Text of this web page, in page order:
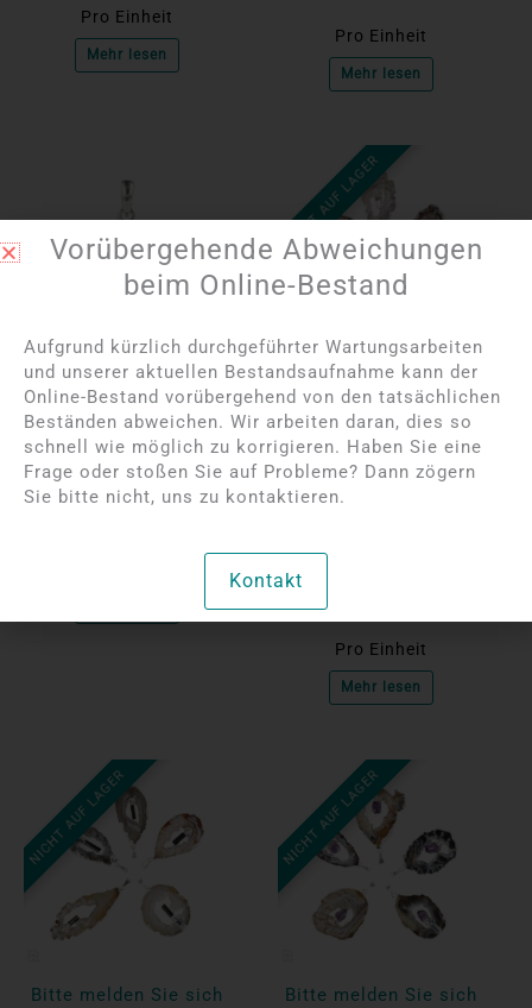
Pro Einheit
Mehr lesen
Pro Einheit
Mehr lesen
Bitte melden Sie sich
an, um die Preise
anzuzeigen
Amethyst-Silber-
Anhänger
NICHT AUF LAGER
Bitte melden Sie sich
an, um die Preise
anzuzeigen
Achat-Geoden-
Anhänger mit
Pro Einheit
Mehr lesen
NICHT AUF LAGER
Bitte melden Sie sich
NICHT AUF LAGER
Bitte melden Sie sich
Vorübergehende Abweichungen
beim Online-Bestand
Aufgrund kürzlich durchgeführter Wartungsarbeiten
und unserer aktuellen Bestandsaufnahme kann der
Online-Bestand vorübergehend von den tatsächlichen
Beständen abweichen. Wir arbeiten daran, dies so
schnell wie möglich zu korrigieren. Haben Sie eine
Frage oder stoßen Sie auf Probleme? Dann zögern
Sie bitte nicht, uns zu kontaktieren.
Kontakt